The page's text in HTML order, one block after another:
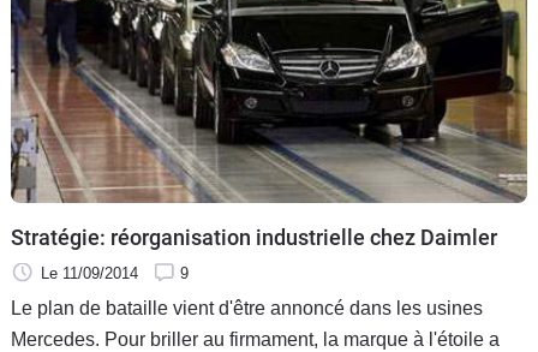
Stratégie: réorganisation industrielle chez Daimler
Le 11/09/2014 9
Le plan de bataille vient d'être annoncé dans les usines
Mercedes. Pour briller au firmament, la marque à l'étoile a